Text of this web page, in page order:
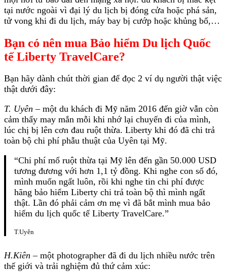
tại nước ngoài vì đại lý du lịch bị đóng cửa hoặc phá sản,
tử vong khi đi du lịch, máy bay bị cướp hoặc khủng bố,…
Bạn có nên mua Bảo hiểm Du lịch Quốc
tế Liberty TravelCare?
Bạn hãy dành chút thời gian để đọc 2 ví dụ người thật việc
thật dưới đây:
T. Uyên – một du khách đi Mỹ năm 2016 đến giờ vẫn còn
cảm thấy may mắn mỗi khi nhớ lại chuyến đi của mình,
lúc chị bị lên cơn đau ruột thừa. Liberty khi đó đã chi trả
toàn bộ chi phí phẫu thuật của Uyên tại Mỹ.
“Chi phí mổ ruột thừa tại Mỹ lên đến gần 50.000 USD
tương đương với hơn 1,1 tỷ đồng. Khi nghe con số đó,
mình muốn ngất luôn, rồi khi nghe tin chi phí được
hãng bảo hiểm Liberty chi trả toàn bộ thì mình ngất
thật. Lần đó phải cảm ơn mẹ vì đã bắt mình mua bảo
hiểm du lịch quốc tế Liberty TravelCare.”
T.Uyên
H.Kiên – một photographer đã đi du lịch nhiều nước trên
thế giới và trải nghiệm đủ thứ cảm xúc: